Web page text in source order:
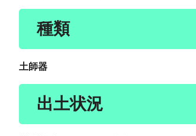
種類
土師器
出土状況